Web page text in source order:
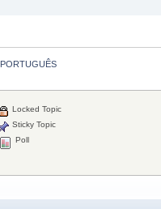
PORTUGUÊS
Locked Topic
Sticky Topic
Poll